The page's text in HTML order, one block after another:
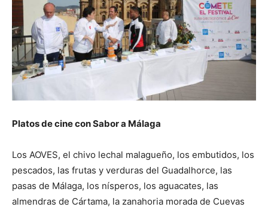
Platos de cine con Sabor a Málaga
Los AOVES, el chivo lechal malagueño, los embutidos, los
pescados, las frutas y verduras del Guadalhorce, las
pasas de Málaga, los nísperos, los aguacates, las
almendras de Cártama, la zanahoria morada de Cuevas